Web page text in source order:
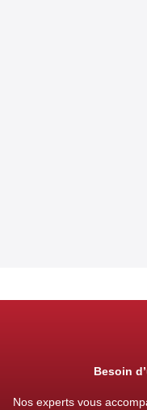
Besoin
Nos experts vous